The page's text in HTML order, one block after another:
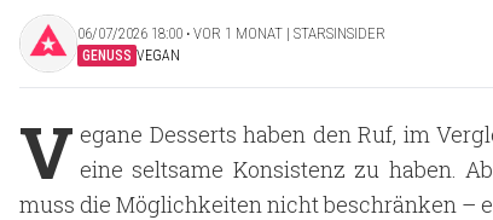
06/07/2026 18:00 ‧ VOR 1 MONAT | STARSINSIDER
GENUSS VEGAN
V egane Desserts haben den Ruf, im
eine seltsame Konsistenz zu haben.
muss die Möglichkeiten nicht beschränken –